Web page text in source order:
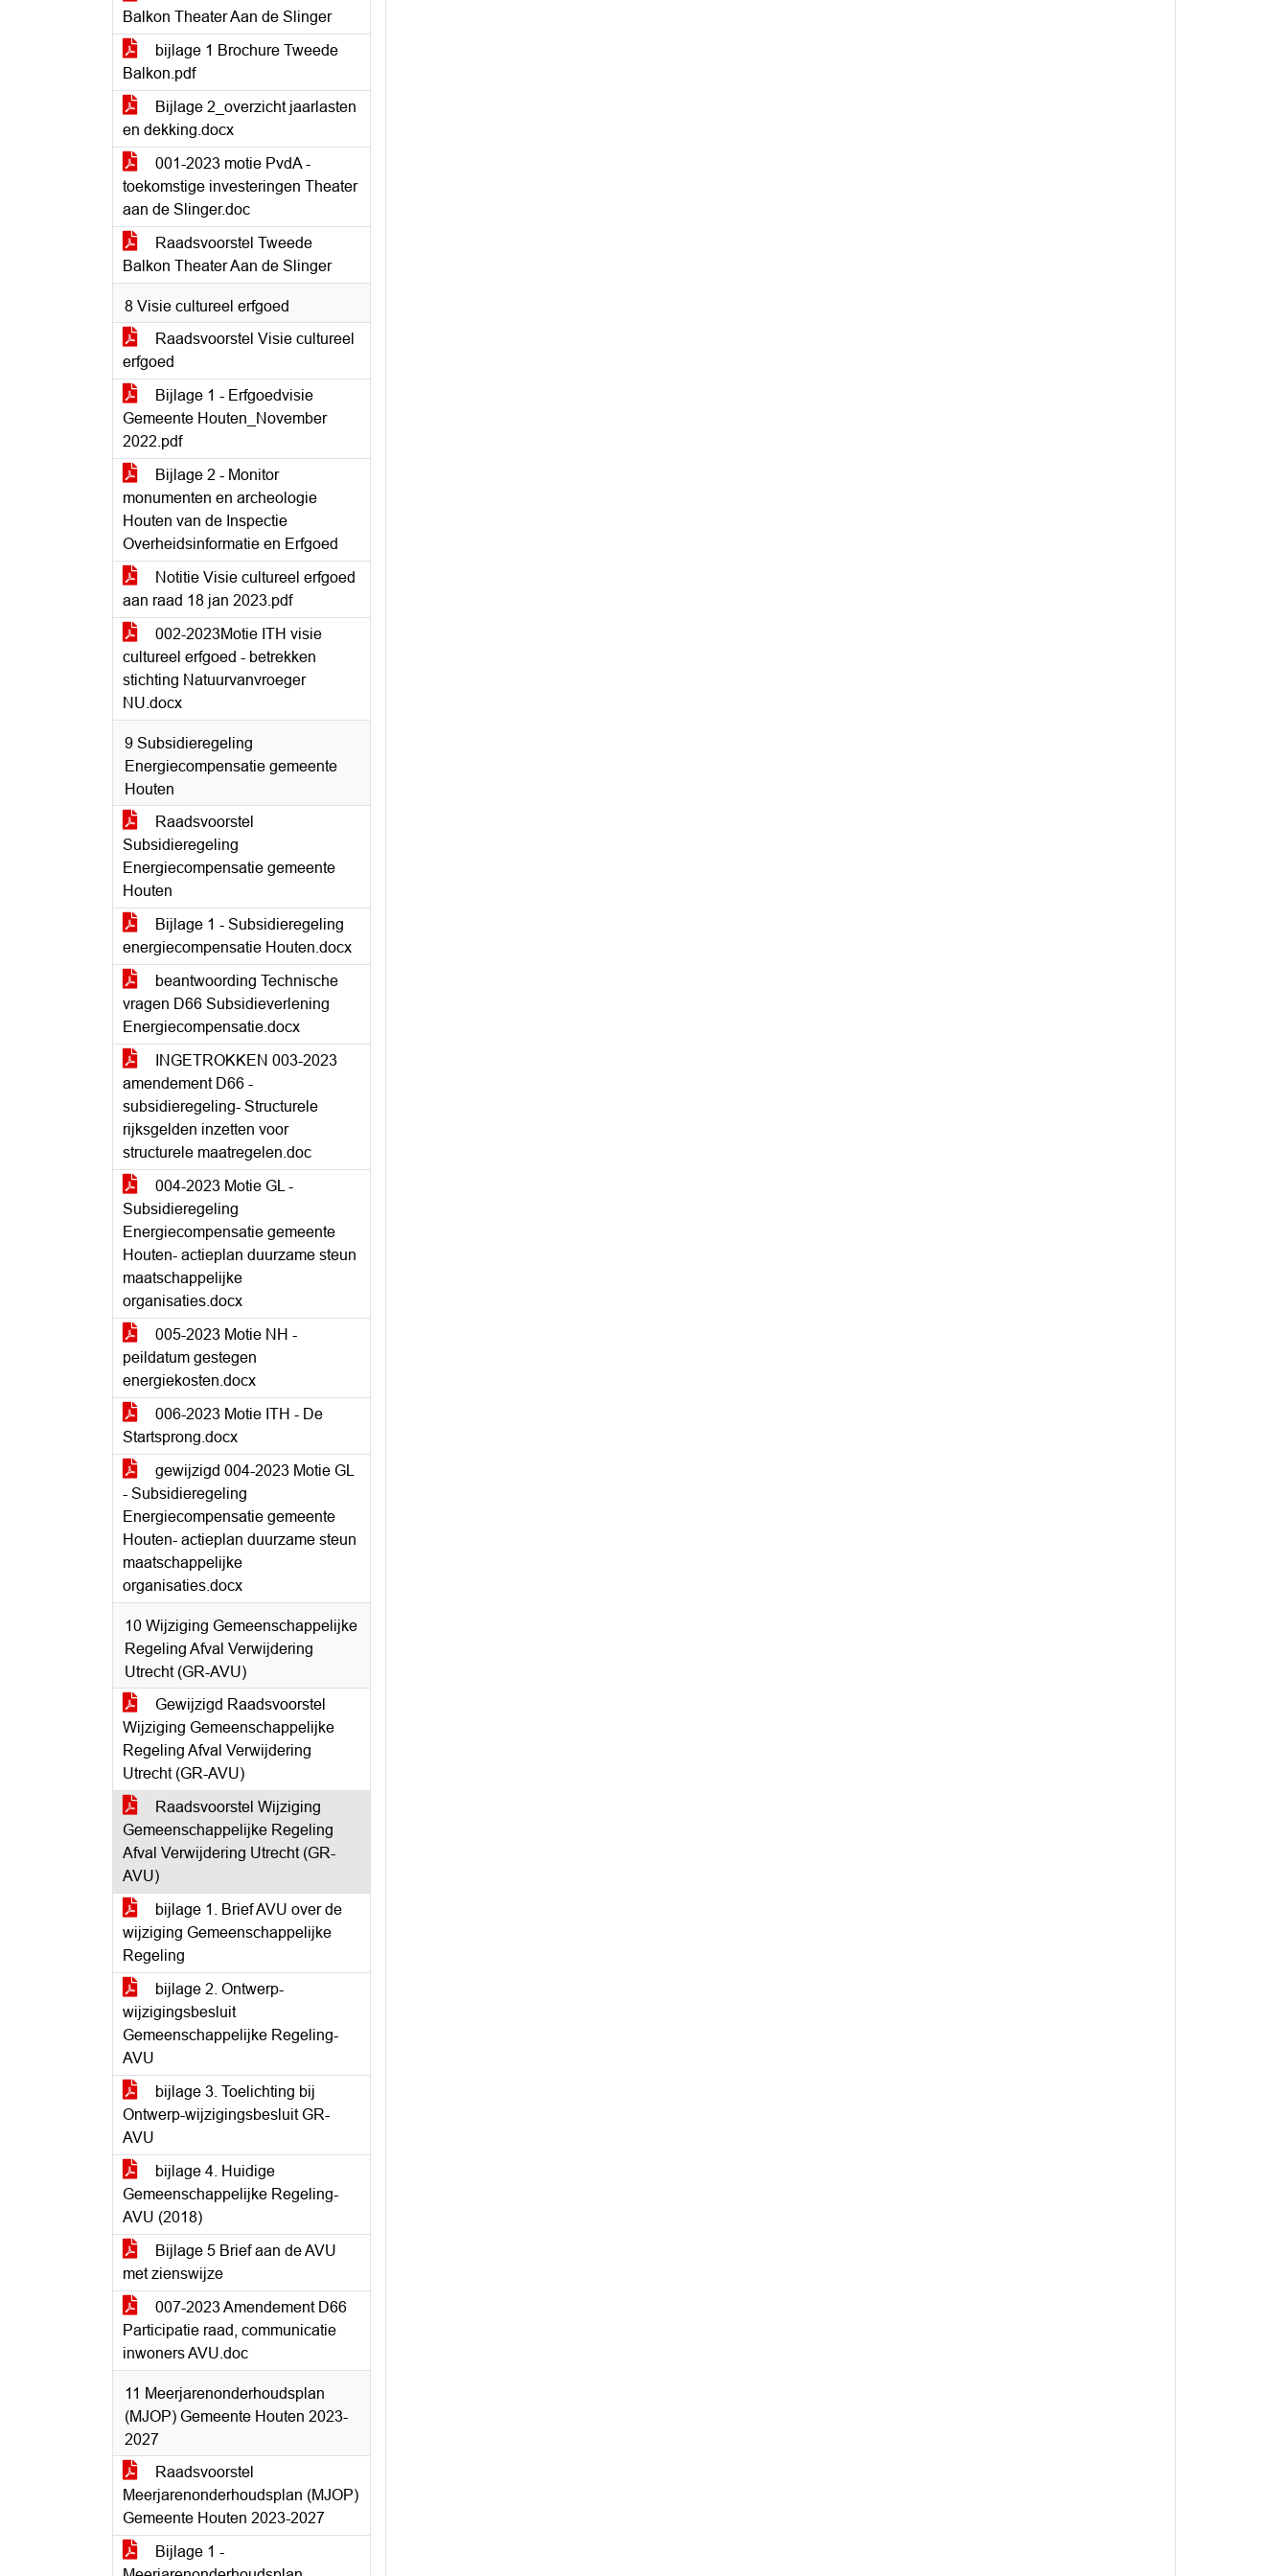
Balkon Theater Aan de Slinger
bijlage 1 Brochure Tweede
Balkon.pdf
Bijlage 2_overzicht jaarlasten
en dekking.docx
001-2023 motie PvdA -
toekomstige investeringen Theater
aan de Slinger.doc
Raadsvoorstel Tweede
Balkon Theater Aan de Slinger
8 Visie cultureel erfgoed
Raadsvoorstel Visie cultureel
erfgoed
Bijlage 1 - Erfgoedvisie
Gemeente Houten_November
2022.pdf
Bijlage 2 - Monitor
monumenten en archeologie
Houten van de Inspectie
Overheidsinformatie en Erfgoed
Notitie Visie cultureel erfgoed
aan raad 18 jan 2023.pdf
002-2023Motie ITH visie
cultureel erfgoed - betrekken
stichting Natuurvanvroeger
NU.docx
9 Subsidieregeling
Energiecompensatie gemeente
Houten
Raadsvoorstel
Subsidieregeling
Energiecompensatie gemeente
Houten
Bijlage 1 - Subsidieregeling
energiecompensatie Houten.docx
beantwoording Technische
vragen D66 Subsidieverlening
Energiecompensatie.docx
INGETROKKEN 003-2023
amendement D66 -
subsidieregeling- Structurele
rijksgelden inzetten voor
structurele maatregelen.doc
004-2023 Motie GL -
Subsidieregeling
Energiecompensatie gemeente
Houten- actieplan duurzame steun
maatschappelijke
organisaties.docx
005-2023 Motie NH -
peildatum gestegen
energiekosten.docx
006-2023 Motie ITH - De
Startsprong.docx
gewijzigd 004-2023 Motie GL
- Subsidieregeling
Energiecompensatie gemeente
Houten- actieplan duurzame steun
maatschappelijke
organisaties.docx
10 Wijziging Gemeenschappelijke
Regeling Afval Verwijdering
Utrecht (GR-AVU)
Gewijzigd Raadsvoorstel
Wijziging Gemeenschappelijke
Regeling Afval Verwijdering
Utrecht (GR-AVU)
Raadsvoorstel Wijziging
Gemeenschappelijke Regeling
Afval Verwijdering Utrecht (GR-
AVU)
bijlage 1. Brief AVU over de
wijziging Gemeenschappelijke
Regeling
bijlage 2. Ontwerp-
wijzigingsbesluit
Gemeenschappelijke Regeling-
AVU
bijlage 3. Toelichting bij
Ontwerp-wijzigingsbesluit GR-
AVU
bijlage 4. Huidige
Gemeenschappelijke Regeling-
AVU (2018)
Bijlage 5 Brief aan de AVU
met zienswijze
007-2023 Amendement D66
Participatie raad, communicatie
inwoners AVU.doc
11 Meerjarenonderhoudsplan
(MJOP) Gemeente Houten 2023-
2027
Raadsvoorstel
Meerjarenonderhoudsplan (MJOP)
Gemeente Houten 2023-2027
Bijlage 1 -